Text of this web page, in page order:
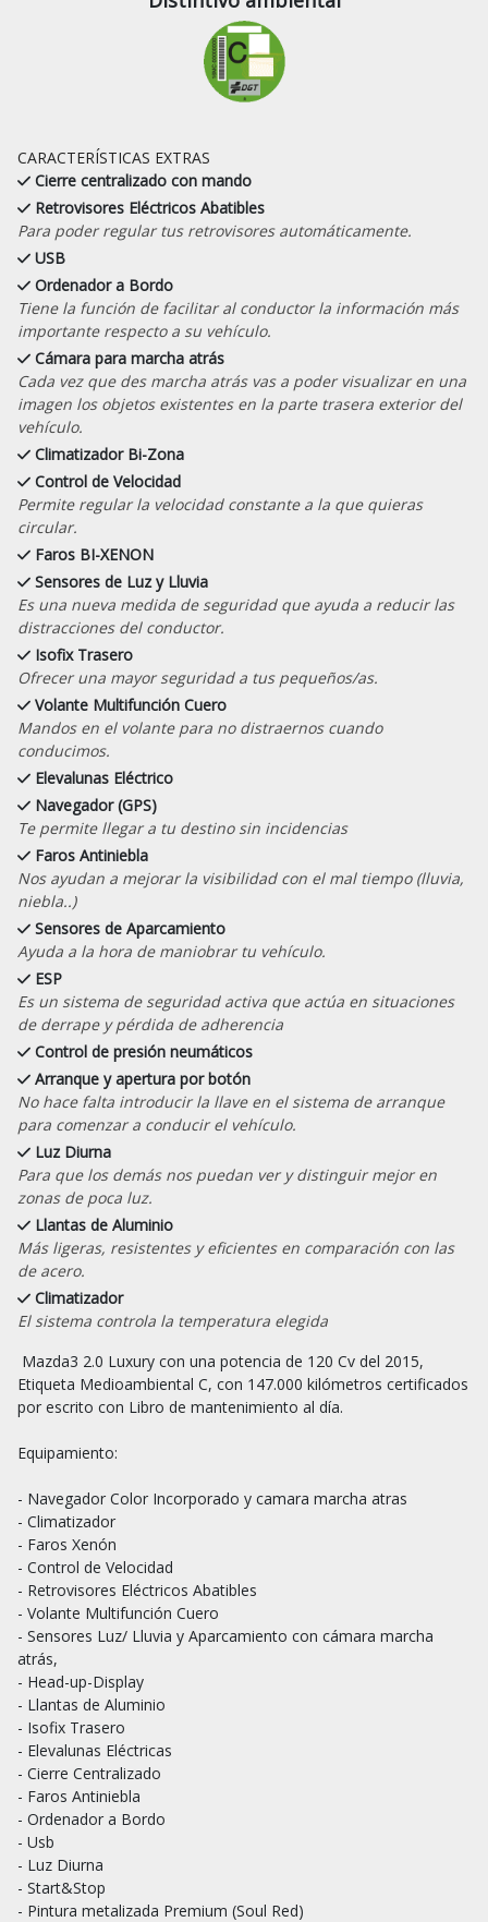
CARACTERÍSTICAS EXTRAS
Cierre centralizado con mando
Retrovisores Eléctricos Abatibles
Para poder regular tus retrovisores automáticamente.
USB
Ordenador a Bordo
Tiene la función de facilitar al conductor la información más
importante respecto a su vehículo.
Cámara para marcha atrás
Cada vez que des marcha atrás vas a poder visualizar en una
imagen los objetos existentes en la parte trasera exterior del
vehículo.
Climatizador Bi-Zona
Control de Velocidad
Permite regular la velocidad constante a la que quieras
circular.
Faros BI-XENON
Sensores de Luz y Lluvia
Es una nueva medida de seguridad que ayuda a reducir las
distracciones del conductor.
Isofix Trasero
Ofrecer una mayor seguridad a tus pequeños/as.
Volante Multifunción Cuero
Mandos en el volante para no distraernos cuando
conducimos.
Elevalunas Eléctrico
Navegador (GPS)
Te permite llegar a tu destino sin incidencias
Faros Antiniebla
Nos ayudan a mejorar la visibilidad con el mal tiempo (lluvia,
niebla..)
Sensores de Aparcamiento
Ayuda a la hora de maniobrar tu vehículo.
ESP
Es un sistema de seguridad activa que actúa en situaciones
de derrape y pérdida de adherencia
Control de presión neumáticos
Arranque y apertura por botón
No hace falta introducir la llave en el sistema de arranque
para comenzar a conducir el vehículo.
Luz Diurna
Para que los demás nos puedan ver y distinguir mejor en
zonas de poca luz.
Llantas de Aluminio
Más ligeras, resistentes y eficientes en comparación con las
de acero.
Climatizador
El sistema controla la temperatura elegida
Etiqueta Medioambiental C, con 147.000 kilómetros certificados
por escrito con Libro de mantenimiento al día.
Equipamiento:
- Navegador Color Incorporado y camara marcha atras
- Climatizador
- Faros Xenón
- Control de Velocidad
- Retrovisores Eléctricos Abatibles
- Volante Multifunción Cuero
- Sensores Luz/ Lluvia y Aparcamiento con cámara marcha
atrás,
- Head-up-Display
- Llantas de Aluminio
- Isofix Trasero
- Elevalunas Eléctricas
- Cierre Centralizado
- Faros Antiniebla
- Ordenador a Bordo
- Usb
- Luz Diurna
- Start&Stop
- Pintura metalizada Premium (Soul Red)